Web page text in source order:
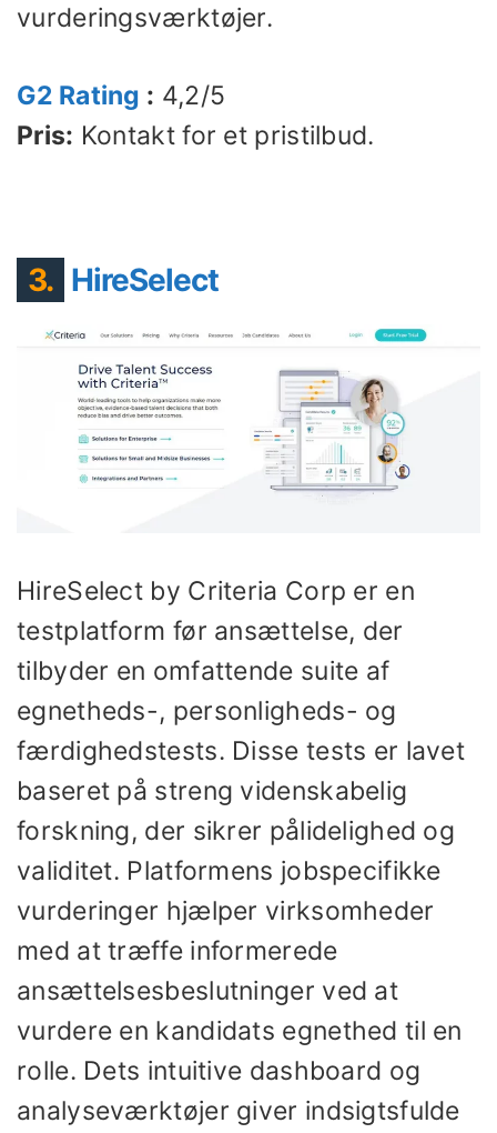
vurderingsværktøjer.
G2 Rating : 4,2/5
Pris: Kontakt for et pristilbud.
3. HireSelect
HireSelect by Criteria Corp er en
testplatform før ansættelse, der
tilbyder en omfattende suite af
egnetheds-, personligheds- og
færdighedstests. Disse tests er lavet
baseret på streng videnskabelig
forskning, der sikrer pålidelighed og
validitet. Platformens jobspecifikke
vurderinger hjælper virksomheder
med at træffe informerede
ansættelsesbeslutninger ved at
vurdere en kandidats egnethed til en
rolle. Dets intuitive dashboard og
analyseværktøjer giver indsigtsfulde